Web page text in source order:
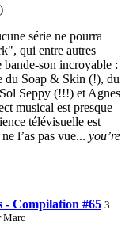
série ne pourra
qui entre autres
bande-son incroyable :
du Soap & Skin (!), du
Seppy (!!!) et Agnes
musical est presque
télévisuelle est
l’as pas vue... you’re
- Compilation #65 3
Marc